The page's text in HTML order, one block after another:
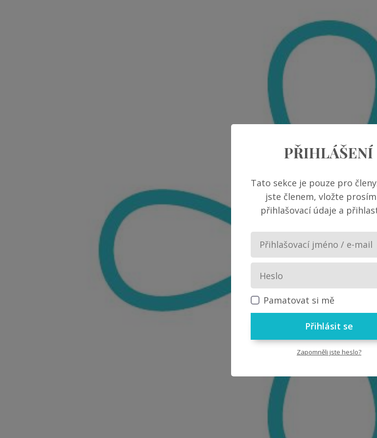
PŘIHLÁŠENÍ
Tato sekce je pouze pro
jste členem, vložte
přihlašovací údaje a
Pamatovat si mě
Přihlásit se
Zapomněli jste heslo?